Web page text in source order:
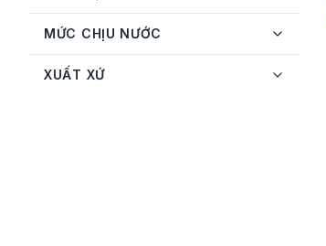
Stuhrling
Swarovski
Tissot
MỨC CHỊU NƯỚC
XUẤT XỨ